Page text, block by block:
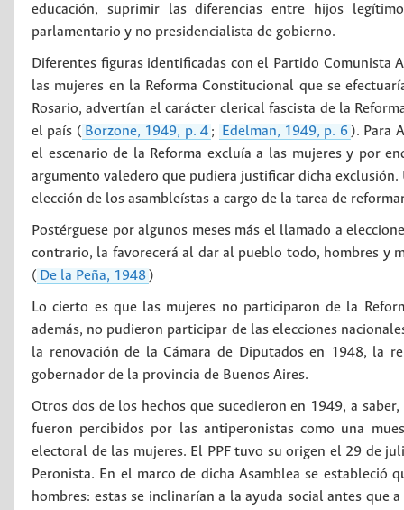
educación, suprimir las diferencias entre hijos
parlamentario y no presidencialista de gobierno.
Diferentes figuras identificadas con el Partido
las mujeres en la Reforma Constitucional que se
Rosario, advertían el carácter clerical fascista de la
el país ( Borzone, 1949, p. 4 ; Edelman, 1949, p. 6 ). Para
el escenario de la Reforma excluía a las mujeres y por
argumento valedero que pudiera justificar dicha
elección de los asambleístas a cargo de la tarea de
Postérguese por algunos meses más el llamado a
contrario, la favorecerá al dar al pueblo todo, hombres y
( De la Peña, 1948 )
Lo cierto es que las mujeres no participaron de la
además, no pudieron participar de las elecciones
la renovación de la Cámara de Diputados en 1948, la
gobernador de la provincia de Buenos Aires.
Otros dos de los hechos que sucedieron en 1949, a
fueron percibidos por las antiperonistas como una
electoral de las mujeres. El PPF tuvo su origen el 29 de
Peronista. En el marco de dicha Asamblea se
hombres: estas se inclinarían a la ayuda social antes